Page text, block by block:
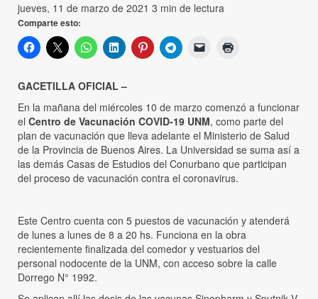
jueves, 11 de marzo de 2021 3 min de lectura
Comparte esto:
GACETILLA OFICIAL –
En la mañana del miércoles 10 de marzo comenzó a funcionar
el Centro de Vacunación COVID-19 UNM, como parte del
plan de vacunación que lleva adelante el Ministerio de Salud
de la Provincia de Buenos Aires. La Universidad se suma así a
las demás Casas de Estudios del Conurbano que participan
del proceso de vacunación contra el coronavirus.
Este Centro cuenta con 5 puestos de vacunación y atenderá
de lunes a lunes de 8 a 20 hs. Funciona en la obra
recientemente finalizada del comedor y vestuarios del
personal nodocente de la UNM, con acceso sobre la calle
Dorrego N° 1992.